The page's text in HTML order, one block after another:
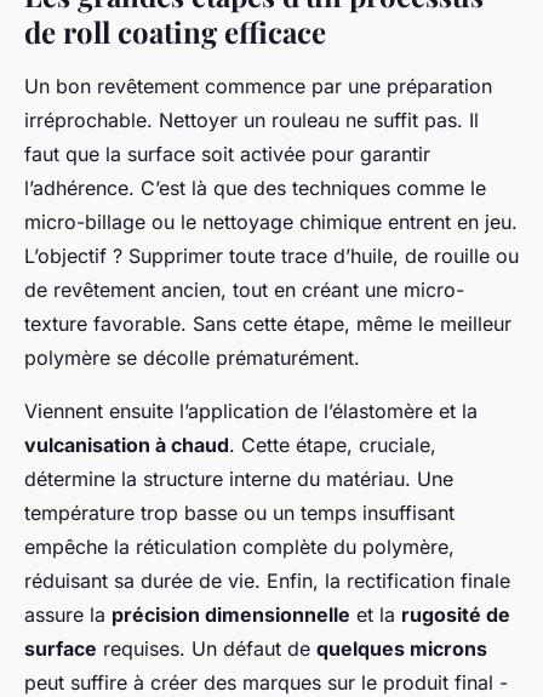
de roll coating efficace
Un bon revêtement commence par une préparation
irréprochable. Nettoyer un rouleau ne suffit pas. Il
faut que la surface soit activée pour garantir
l’adhérence. C’est là que des techniques comme le
micro-billage ou le nettoyage chimique entrent en jeu.
L’objectif ? Supprimer toute trace d’huile, de rouille ou
de revêtement ancien, tout en créant une micro-
texture favorable. Sans cette étape, même le meilleur
polymère se décolle prématurément.
Viennent ensuite l’application de l’élastomère et la
vulcanisation à chaud. Cette étape, cruciale,
détermine la structure interne du matériau. Une
température trop basse ou un temps insuffisant
empêche la réticulation complète du polymère,
réduisant sa durée de vie. Enfin, la rectification finale
assure la précision dimensionnelle et la rugosité de
surface requises. Un défaut de quelques microns
peut suffire à créer des marques sur le produit final -